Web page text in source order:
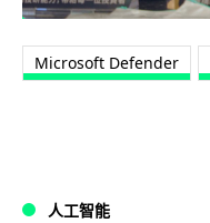
Microsoft Defender
人工智能